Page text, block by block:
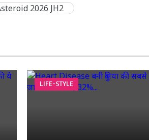
2026 JH2
LIFE-STYLE